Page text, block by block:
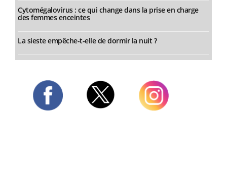
Cytomégalovirus : ce qui change dans la prise en charge
des femmes enceintes
La sieste empêche-t-elle de dormir la nuit ?